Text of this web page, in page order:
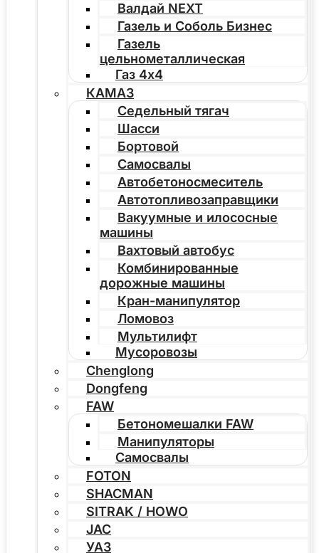
Валдай NEXT
Газель и Соболь Бизнес
Газель
цельнометаллическая
Газ 4х4
КАМАЗ
Седельный тягач
Шасси
Бортовой
Самосвалы
Автобетоносмеситель
Автотопливозаправщики
Вакуумные и илососные
машины
Вахтовый автобус
Комбинированные
дорожные машины
Кран-манипулятор
Ломовоз
Мультилифт
Мусоровозы
Chenglong
Dongfeng
FAW
Бетономешалки FAW
Манипуляторы
Самосвалы
FOTON
SHACMAN
SITRAK / HOWO
JAC
УАЗ